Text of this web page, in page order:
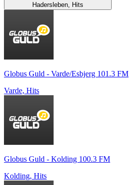
Hadersleben, Hits
Globus Guld - Varde/Esbjerg 101.3 FM
Varde, Hits
Globus Guld - Kolding 100.3 FM
Kolding, Hits